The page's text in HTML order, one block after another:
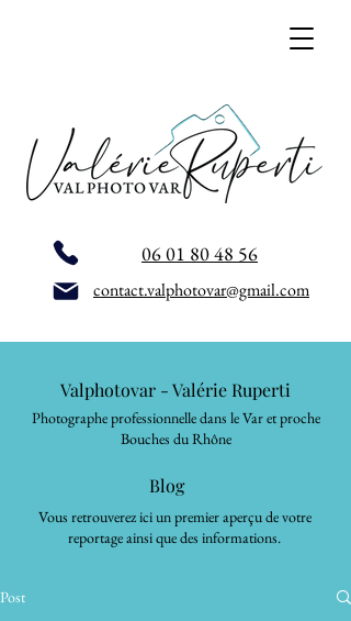
06 01 80 48 56
contact.valphotovar@gmail.com
Valphotovar - Valérie Ruperti
Photographe professionnelle dans le Var et proche
Bouches du Rhône
Blog
Vous retrouverez ici un premier aperçu de votre
reportage ainsi que des informations.
Post